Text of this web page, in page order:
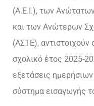
(Α.Ε.Ι.), των
και των Ανώτερων
(ΑΣΤΕ),
σχολικό έτος 2025-
εξετάσεις
σύστημα εισαγωγής